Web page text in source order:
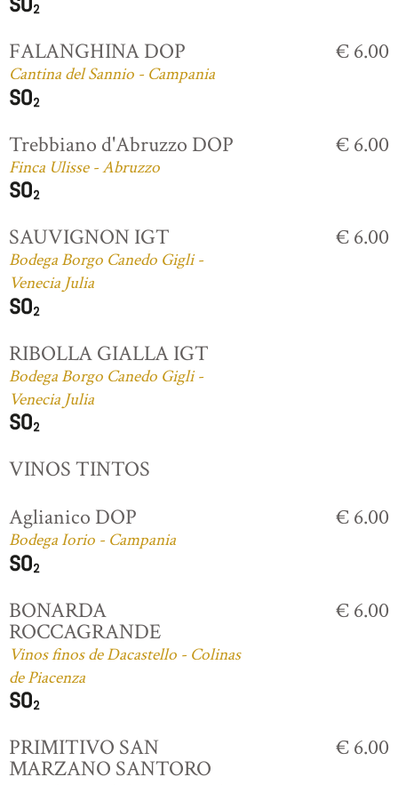
FALANGHINA DOP
Cantina del Sannio - Campania
€ 6.00
Trebbiano d'Abruzzo DOP
Finca Ulisse - Abruzzo
€ 6.00
SAUVIGNON IGT
Bodega Borgo Canedo Gigli -
Venecia Julia
€ 6.00
RIBOLLA GIALLA IGT
Bodega Borgo Canedo Gigli -
Venecia Julia
VINOS TINTOS
Aglianico DOP
Bodega Iorio - Campania
€ 6.00
BONARDA
ROCCAGRANDE
Vinos finos de Dacastello - Colinas
de Piacenza
€ 6.00
PRIMITIVO SAN
MARZANO SANTORO
€ 6.00